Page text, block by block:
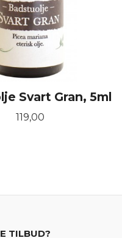
Svart Gran, 5ml
Pris
119,00
TILBUD?